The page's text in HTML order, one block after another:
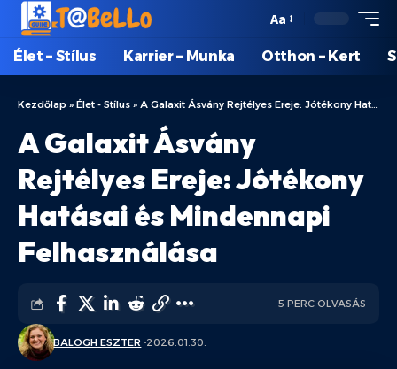
Aa
Élet – Stílus Karrier – Munka Otthon – Kert
Kezdőlap » Élet - Stílus » A Galaxit Ásvány Rejtélyes Ereje: Jótékony Hatásai és Mindennapi Felhasználása
A Galaxit Ásvány
Rejtélyes Ereje: Jótékony
Hatásai és Mindennapi
Felhasználása
BALOGH ESZTER 2026.01.30.
5 PERC OLVASÁS